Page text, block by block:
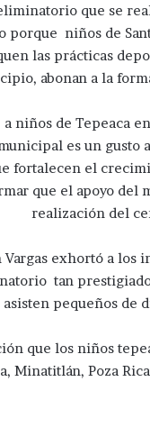
que se
porque niños de
las prácticas
abonan a la
a niños de Tepeaca
es un
fortalecen el
que el apoyo del
realización del
exhortó a los
tan
asisten pequeños de
que los niños
Minatitlán, Poza